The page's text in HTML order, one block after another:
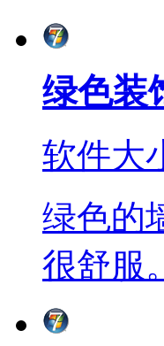
绿色装
软件大
绿色的
很舒服